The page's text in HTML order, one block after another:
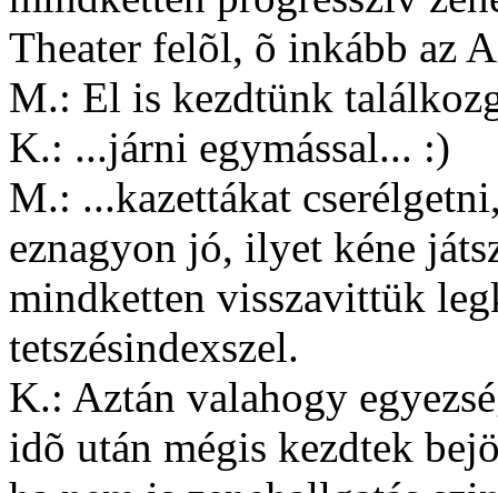
Theater felõl, õ inkább az
M.: El is kezdtünk
K.: ...járni egymással... :)
M.: ...kazettákat
eznagyon jó, ilyet kéne
mindketten visszavittük
tetszésindexszel.
K.: Aztán valahogy
idõ után mégis kezdtek